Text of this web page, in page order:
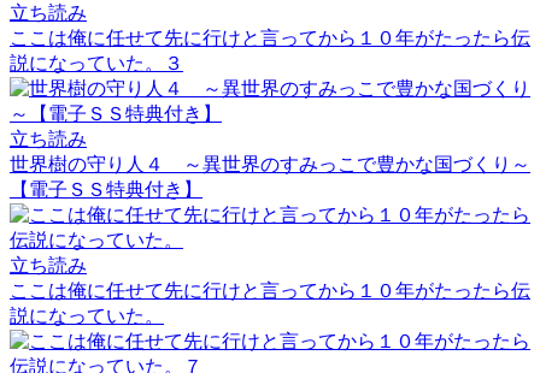
立ち読み
ここは俺に任せて先に行けと言ってから１０年がたったら伝
説になっていた。３
立ち読み
世界樹の守り人４ ～異世界のすみっこで豊かな国づくり～
【電子ＳＳ特典付き】
立ち読み
ここは俺に任せて先に行けと言ってから１０年がたったら伝
説になっていた。